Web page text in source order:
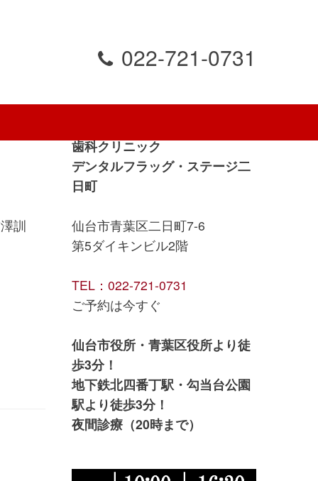
022-721-0731
訓
歯科クリニック
デンタルフラッグ・ステージ二
日町
仙台市青葉区二日町7-6
第5ダイキンビル2階
TEL：022-721-0731
ご予約は今すぐ
仙台市役所・青葉区役所より徒
歩3分！
地下鉄北四番丁駅・勾当台公園
駅より徒歩3分！
夜間診療（20時まで）